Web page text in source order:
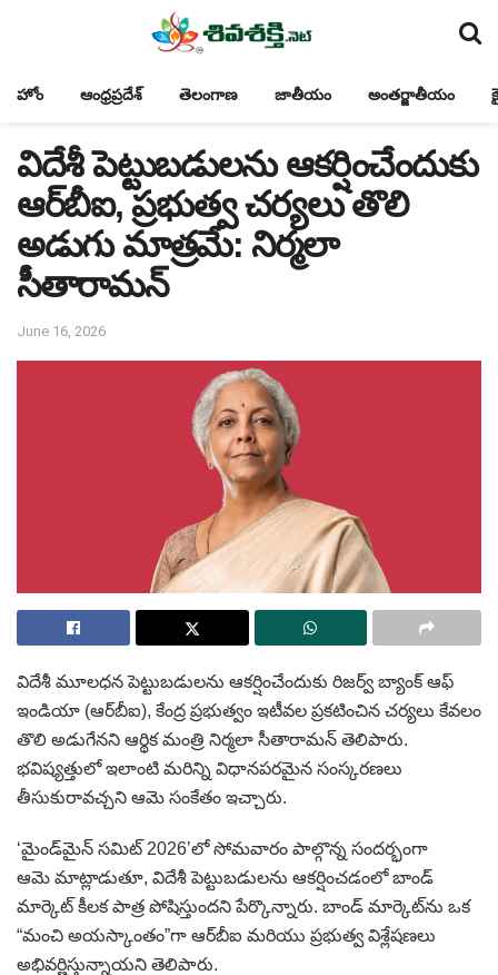
హోం ఆంధ్రప్రదేశ్ తెలంగాణ జాతీయం అంతర్జాతీయం
విదేశీ పెట్టుబడులను ఆకర్షించేందుకు
ఆర్‌బీఐ, ప్రభుత్వ చర్యలు తొలి
అడుగు మాత్రమే: నిర్మలా
సీతారామన్
June 16, 2026
విదేశీ మూలధన పెట్టుబడులను ఆకర్షించేందుకు రిజర్వ్ బ్యాంక్ ఆఫ్
ఇండియా (ఆర్‌బీఐ), కేంద్ర ప్రభుత్వం ఇటీవల ప్రకటించిన చర్యలు కేవలం
తొలి అడుగేనని ఆర్థిక మంత్రి నిర్మలా సీతారామన్ తెలిపారు.
భవిష్యత్తులో ఇలాంటి మరిన్ని విధానపరమైన సంస్కరణలు
తీసుకురావచ్చని ఆమె సంకేతం ఇచ్చారు.
‘మైండ్‌మైన్ సమిట్ 2026’లో సోమవారం పాల్గొన్న సందర్భంగా
ఆమె మాట్లాడుతూ, విదేశీ పెట్టుబడులను ఆకర్షించడంలో బాండ్
మార్కెట్ కీలక పాత్ర పోషిస్తుందని పేర్కొన్నారు. బాండ్ మార్కెట్‌ను ఒక
“మంచి అయస్కాంతం”గా ఆర్‌బీఐ మరియు ప్రభుత్వ విశ్లేషణలు
అభివర్ణిస్తున్నాయని తెలిపారు.